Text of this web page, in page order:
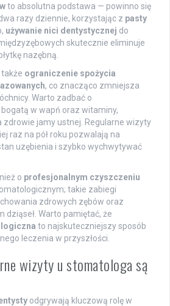
to absolutna podstawa — powinno się
razy dziennie, korzystając z pasty
używanie nici dentystycznej do
skutecznie eliminuje
nazębną.
ograniczenie spożycia
, co znacząco zmniejsza
Warto zadbać o
bogatą w wapń oraz witaminy,
zdrowie jamy ustnej. Regularne wizyty
raz na pół roku pozwalają na
uzębienia i szybko wychwytywać
o profesjonalnym czyszczeniu
takie zabiegi
zdrowych zębów oraz
dziąseł. Warto pamiętać, że
to najskuteczniejszy sposób
leczenia w przyszłości.
wizyty u stomatologa są
odgrywają kluczową rolę w